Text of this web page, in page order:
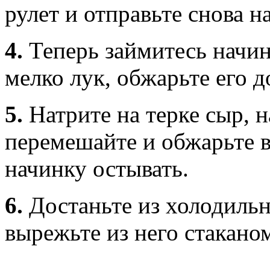
рулет и отправьте снова
4. Теперь займитесь
мелко лук, обжарьте его
5. Натрите на терке сыр,
перемешайте и обжарьте
начинку остывать.
6. Достаньте из
вырежьте из него